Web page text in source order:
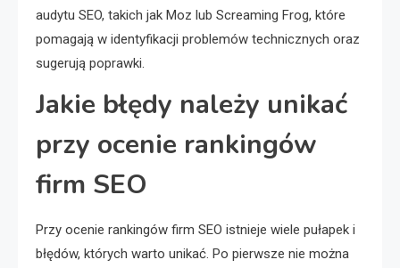
audytu SEO, takich jak Moz lub Screaming Frog, które
pomagają w identyfikacji problemów technicznych oraz
sugerują poprawki.
Jakie błędy należy unikać
przy ocenie rankingów
firm SEO
Przy ocenie rankingów firm SEO istnieje wiele pułapek i
błędów, których warto unikać. Po pierwsze nie można